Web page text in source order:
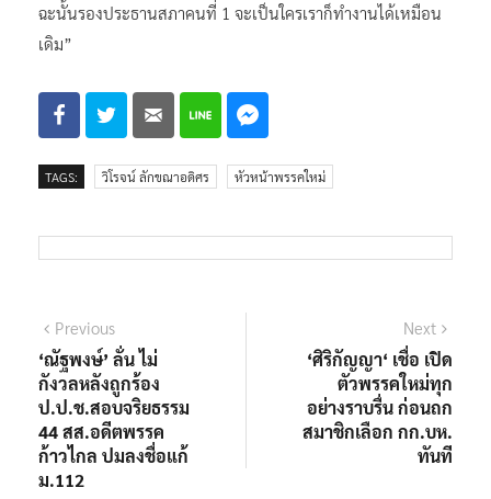
ฉะนั้นรองประธานสภาคนที่ 1 จะเป็นใครเราก็ทำงานได้เหมือน
เดิม”
TAGS: วิโรจน์ ลักขณาอดิศร หัวหน้าพรรคใหม่
แนะแนว
เรื่อง
PreviousPrevious
post:
‘ณัฐพงษ์​’ ลั่น ไม่
กังวลหลังถูกร้อง
ป.ป.ช.สอบจริยธรรม​
44​ สส.อดีตพรรค
ก้าวไกล ปมลงชื่อแก้​
ม.​112
Next
‘ศิริกัญญา‘ เชื่อ เปิด
ตัวพรรคใหม่ทุก
อย่างราบรื่น ก่อนถก
สมาชิกเลือก กก.บห.
ทันที